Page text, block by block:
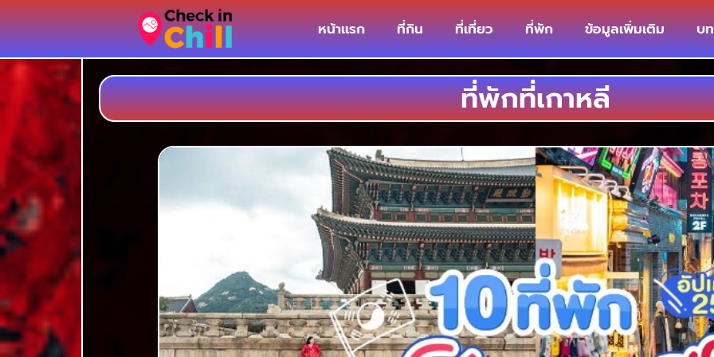
หน้าเเรก ที่กิน ที่เที่ยว ที่พัก ข้อมูลเพิ่มเติม บ
ที่พักที่เกาหลี